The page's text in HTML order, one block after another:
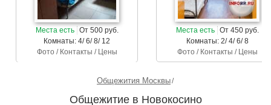
Места есть От 500 руб.
Комнаты: 4/ 6/ 8/ 12
Фото / Контакты / Цены
Места есть От 450 руб.
Комнаты: 2/ 4/ 6/ 8
Фото / Контакты / Цены
Общежития Москвы
Общежитие в Новокосино